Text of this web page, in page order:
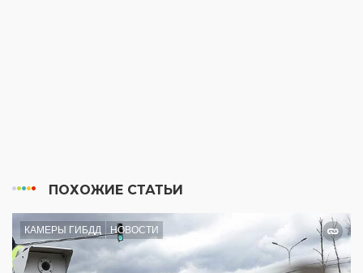
ПОХОЖИЕ СТАТЬИ
КАМЕРЫ ГИБДД НОВОСТИ